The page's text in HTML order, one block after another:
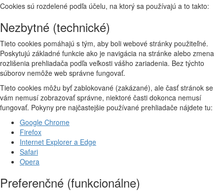
Cookies sú rozdelené podľa účelu, na ktorý sa používajú a to takto:
Nezbytné (technické)
Tieto cookies pomáhajú s tým, aby boli webové stránky použiteľné.
Poskytujú základné funkcie ako je navigácia na stránke alebo zmena
rozlišenia prehliadača podľa veľkosti vášho zariadenia. Bez týchto
súborov nemôže web správne fungovať.
Tieto cookies môžu byť zablokované (zakázané), ale časť stránok se
vám nemusí zobrazovať správne, niektoré časti dokonca nemusí
fungovať. Pokyny pre najčastejšie používané prehliadače nájdete tu:
Google Chrome
Firefox
Internet Explorer a Edge
Safari
Opera
Preferenčné (funkcionálne)